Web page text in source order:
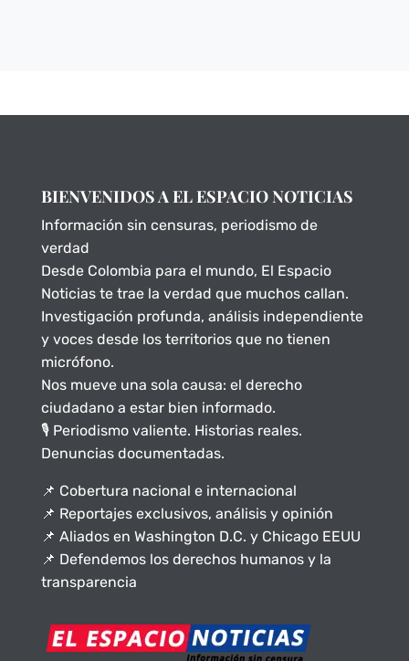
BIENVENIDOS A EL ESPACIO NOTICIAS
Información sin censuras, periodismo de
verdad
Desde Colombia para el mundo, El Espacio
Noticias te trae la verdad que muchos callan.
Investigación profunda, análisis independiente
y voces desde los territorios que no tienen
micrófono.
Nos mueve una sola causa: el derecho
ciudadano a estar bien informado.
🎙️ Periodismo valiente. Historias reales.
Denuncias documentadas.
📌 Cobertura nacional e internacional
📌 Reportajes exclusivos, análisis y opinión
📌 Aliados en Washington D.C. y Chicago EEUU
📌 Defendemos los derechos humanos y la
transparencia